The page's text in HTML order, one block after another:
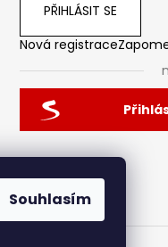
Souhlasím
PŘIHLÁSIT SE
Nová registrace